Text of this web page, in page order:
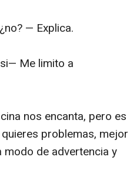
— Explica.
Me limito a
nos encanta, pero es
problemas, mejor
modo de advertencia y